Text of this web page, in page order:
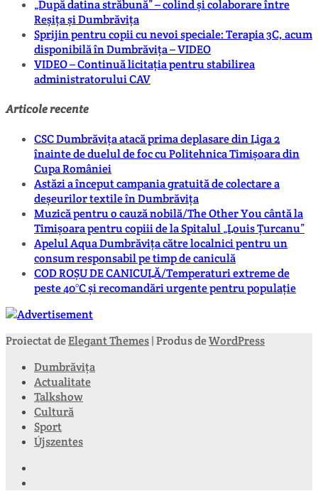
„După datina străbună” – colind și colaborare între
Reșița și Dumbrăvița
Sprijin pentru copii cu nevoi speciale: Terapia 3C, acum
disponibilă în Dumbrăvița – VIDEO
VIDEO – Continuă licitația pentru stabilirea
administratorului CAV
Articole recente
CSC Dumbrăvița atacă prima deplasare din Liga 2
înainte de duelul de foc cu Politehnica Timișoara din
Cupa României
Astăzi a început campania gratuită de colectare a
deșeurilor textile în Dumbrăvița
Muzică pentru o cauză nobilă/The Other You cântă la
Timișoara pentru copiii de la Spitalul „Louis Țurcanu”
Apelul Aqua Dumbrăvița către localnici pentru un
consum responsabil pe timp de caniculă
COD ROȘU DE CANICULĂ/Temperaturi extreme de
peste 40°C și recomandări urgente pentru populație
Proiectat deElegant Themes| Produs deWordPress
Dumbrăvița
Actualitate
Talkshow
Cultură
Sport
Újszentes